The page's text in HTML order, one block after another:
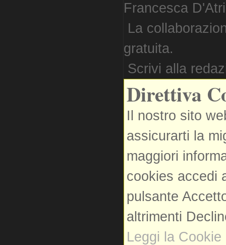
Francesca
La
gratuita.
Scrivi alla
Direttiva
Il nostro sito
assicurarti la
maggiori
cookies accedi
pulsante
altrimenti
Leggi la Cookie